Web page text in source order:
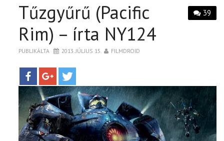
PÓLÓ RENDELÉS
39
Tűzgyűrű (Pacific
Rim) – írta NY124
PUBLIKÁLTA 2013. JÚLIUS 15. FILMDROID